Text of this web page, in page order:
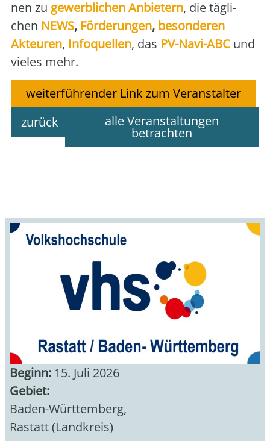
nen zu gewerb­li­chen Anbie­tern, die täg­li­
chen NEWS, För­de­run­gen, beson­de­ren
Akteu­ren, Info­quel­len, das PV-Navi-ABC und
vie­les mehr.
weiterführender Link zum Veranstalter
zurück
alle Veranstaltungen
betrachten
Beginn: 15. Juli 2026
Gebiet:
Baden-Württemberg,
Rastatt (Landkreis)